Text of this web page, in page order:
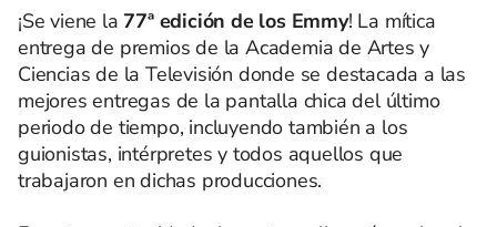
¡Se viene la 77ª edición de los Emmy! La mítica
entrega de premios de la Academia de Artes y
Ciencias de la Televisión donde se destacada a las
mejores entregas de la pantalla chica del último
periodo de tiempo, incluyendo también a los
guionistas, intérpretes y todos aquellos que
trabajaron en dichas producciones.